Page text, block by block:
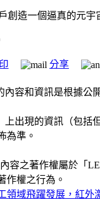
創造一個逼真的元宇
分享
內容和資訊是根據
上出現的資訊（包
為準。
內容之著作權屬於「
作權之行為。
領域飛躍發展，紅外